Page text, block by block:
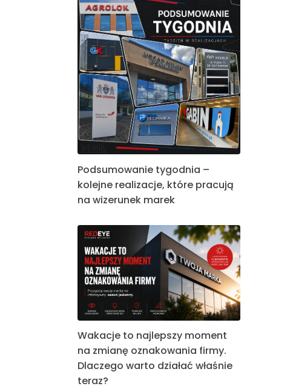
Podsumowanie tygodnia –
kolejne realizacje, które pracują
na wizerunek marek
Wakacje to najlepszy moment
na zmianę oznakowania firmy.
Dlaczego warto działać właśnie
teraz?